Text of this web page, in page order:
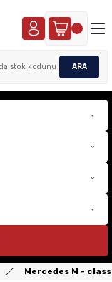
ARA
Mercedes M - class